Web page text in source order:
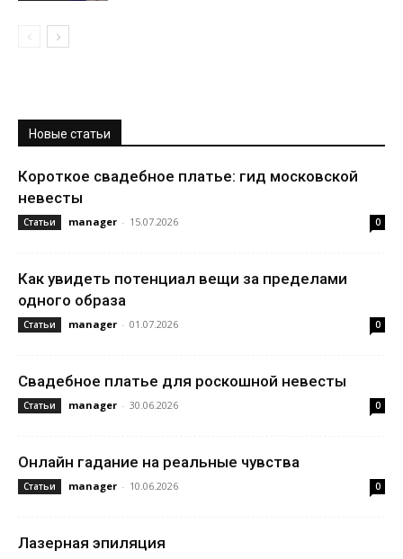
Новые статьи
Короткое свадебное платье: гид московской
невесты
Статьи manager - 15.07.2026 0
Как увидеть потенциал вещи за пределами
одного образа
Статьи manager - 01.07.2026 0
Свадебное платье для роскошной невесты
Статьи manager - 30.06.2026 0
Онлайн гадание на реальные чувства
Статьи manager - 10.06.2026 0
Лазерная эпиляция